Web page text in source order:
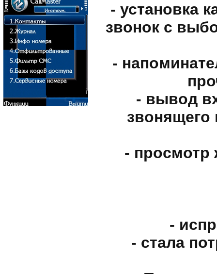
- установка
звонок с
-
- вывод
звонящего
-
-
- стала